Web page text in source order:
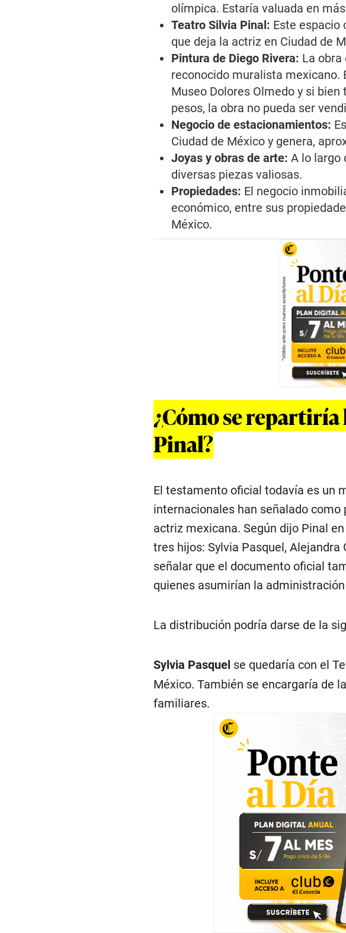
olímpica. Estaría valuada en
Teatro Silvia Pinal: Este espacio
que deja la actriz en Ciudad de
Pintura de Diego Rivera: La
reconocido muralista mexicano.
Museo Dolores Olmedo y si
pesos, la obra no pueda ser
Negocio de estacionamientos:
Ciudad de México y genera,
Joyas y obras de arte: A lo largo
diversas piezas valiosas.
Propiedades: El negocio
económico, entre sus
México.
¿Cómo se
Pinal?
El testamento oficial todavía es un
internacionales han señalado
actriz mexicana. Según dijo Pinal
tres hijos: Sylvia Pasquel, Alejandra
señalar que el documento oficial
quienes asumirían la
La distribución podría darse de la
Sylvia Pasquel se quedaría con el
México. También se encargaría de
familiares.